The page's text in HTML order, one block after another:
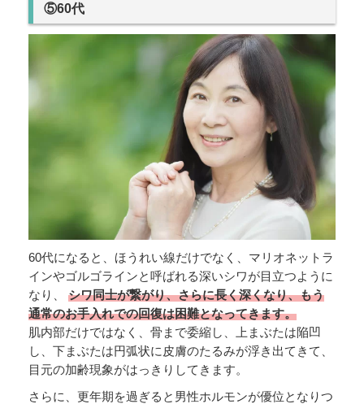
⑤60代
60代になると、ほうれい線だけでなく、マリオネットラ
インやゴルゴラインと呼ばれる深いシワが目立つように
なり、 シワ同士が繋がり、さらに長く深くなり、もう
通常のお手入れでの回復は困難となってきます。
肌内部だけではなく、骨まで委縮し、上まぶたは陥凹
し、下まぶたは円弧状に皮膚のたるみが浮き出てきて、
目元の加齢現象がはっきりしてきます。
さらに、更年期を過ぎると男性ホルモンが優位となりつ